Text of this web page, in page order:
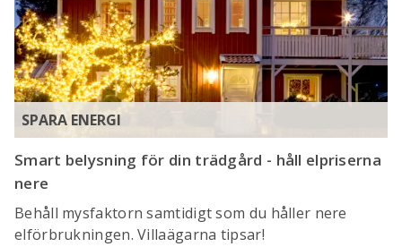
SPARA ENERGI
Smart belysning för din trädgård - håll elpriserna
nere
Behåll mysfaktorn samtidigt som du håller nere
elförbrukningen. Villaägarna tipsar!